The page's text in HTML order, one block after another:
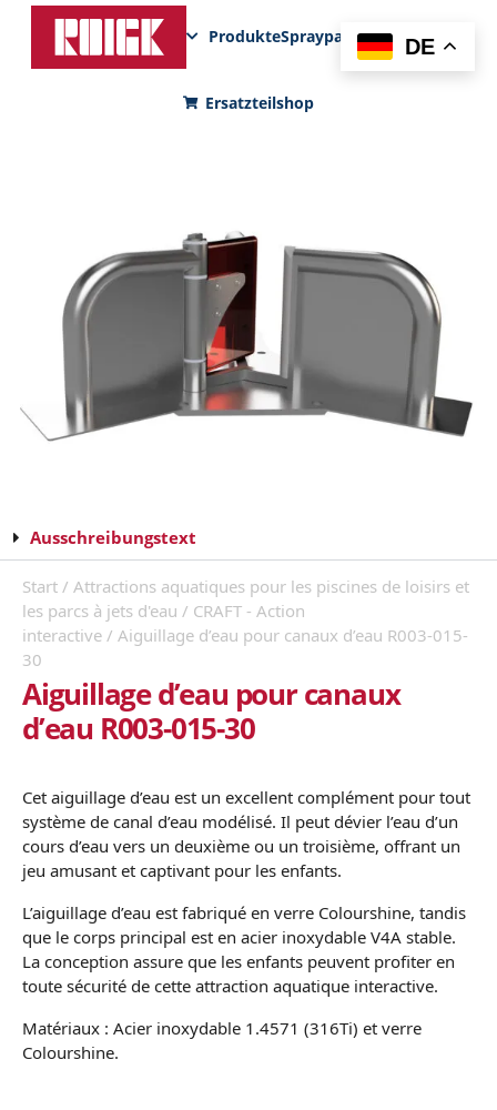
ProdukteSprayparksFunPadNews
Ersatzteilshop
Ausschreibungstext
Start / Attractions aquatiques pour les piscines de loisirs et
les parcs à jets d'eau / CRAFT - Action
interactive / Aiguillage d’eau pour canaux d’eau R003-015-
30
Aiguillage d’eau pour canaux
d’eau R003-015-30
Cet aiguillage d’eau est un excellent complément pour tout
système de canal d’eau modélisé. Il peut dévier l’eau d’un
cours d’eau vers un deuxième ou un troisième, offrant un
jeu amusant et captivant pour les enfants.
L’aiguillage d’eau est fabriqué en verre Colourshine, tandis
que le corps principal est en acier inoxydable V4A stable.
La conception assure que les enfants peuvent profiter en
toute sécurité de cette attraction aquatique interactive.
Matériaux : Acier inoxydable 1.4571 (316Ti) et verre
Colourshine.
DE